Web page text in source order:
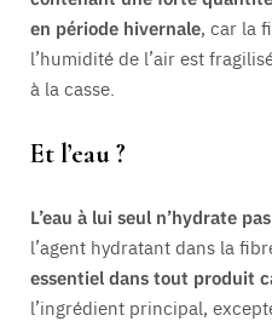
en période hivernale, car la
l’humidité de l’air est
à la casse.
Et l’eau ?
L’eau à lui seul n’hydrate pas
l’agent hydratant dans la
essentiel dans tout produit
l’ingrédient principal,